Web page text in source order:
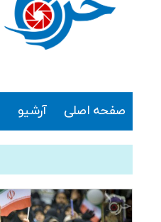
صفحه اصلی آرشیو